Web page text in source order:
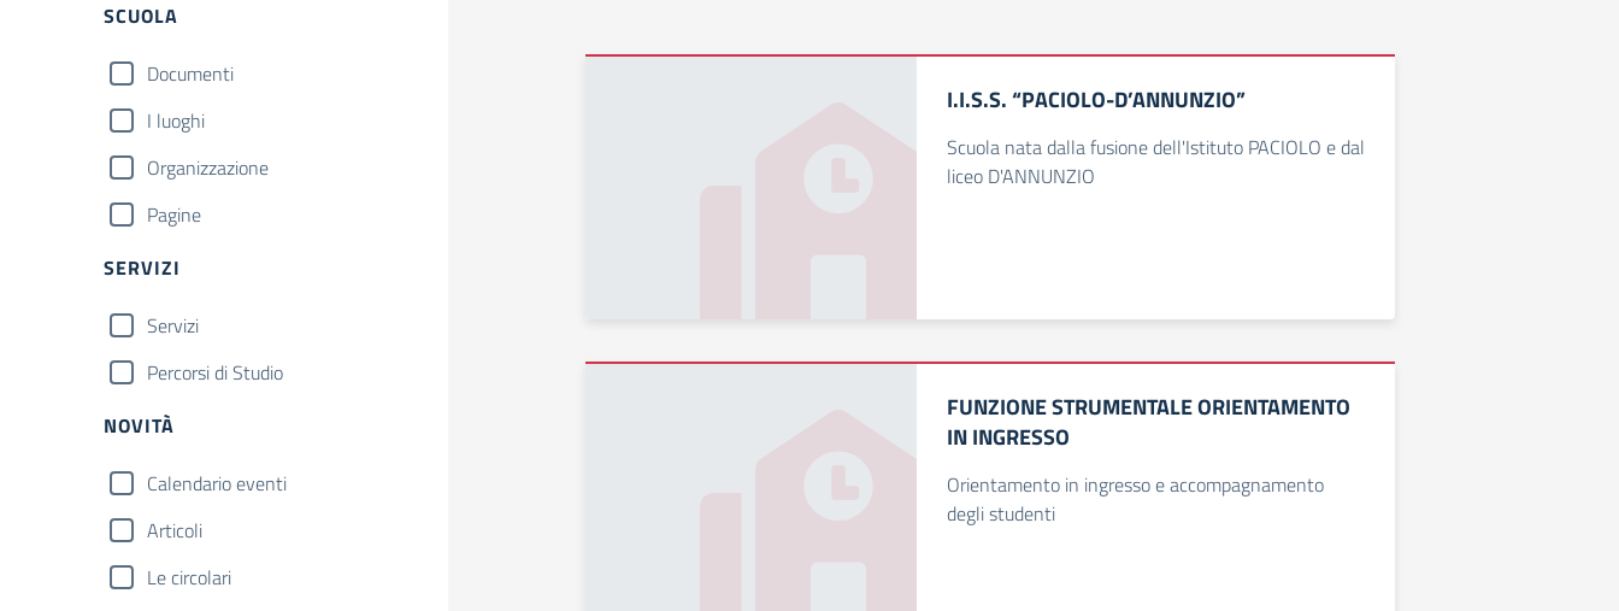
Filtri
SCUOLA
Documenti
I luoghi
Organizzazione
Pagine
SERVIZI
Servizi
Percorsi di Studio
NOVITÀ
Calendario eventi
Articoli
Le circolari
I.I.S.S. “PACIOLO-D’ANNUNZIO”
Scuola nata dalla fusione dell'Istituto PACIOLO e dal
liceo D'ANNUNZIO
FUNZIONE STRUMENTALE ORIENTAMENTO
IN INGRESSO
Orientamento in ingresso e accompagnamento
degli studenti